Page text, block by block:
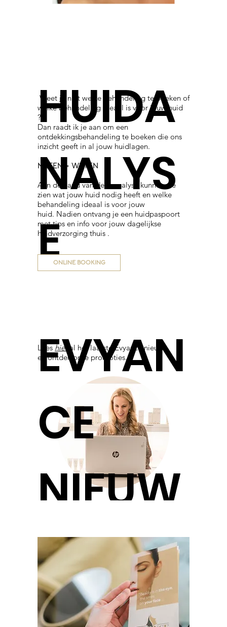
Weet je niet welke behandeling te boeken of
welke behandeling ideaal is voor jouw huid
?
Dan raadt ik je aan om een
ontdekkingsbehandeling te boeken die ons
inzicht geeft in al jouw huidlagen.
METEN = WETEN
Aan de hand van deze analyse kunnen we
zien wat jouw huid nodig heeft en welke
behandeling ideaal is voor jouw
huid. Nadien ontvang je een huidpaspoort
met tips en info voor jouw dagelijkse
huidverzorging thuis .
HUIDA
NALYS
EONLINE BOOKING
Lees hier al het laatste Evyance nieuws
en ontdek onze promoties.
EVYAN
CE
NIEUW
S